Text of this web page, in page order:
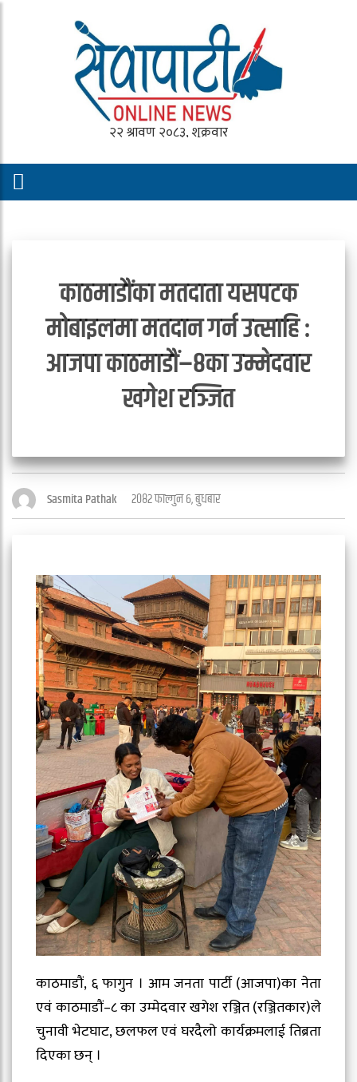
काठमाडौंका मतदाता यसपटक
मोबाइलमा मतदान गर्न उत्साहि :
आजपा काठमाडौं–८का उम्मेदवार
खगेश रञ्जित
Sasmita Pathak २०८२ फाल्गुन ६, बुधबार
काठमाडौं, ६ फागुन । आम जनता पार्टी (आजपा)का नेता
एवं काठमाडौं–८ का उम्मेदवार खगेश रञ्जित (रञ्जितकार)ले
चुनावी भेटघाट, छलफल एवं घरदैलो कार्यक्रमलाई तिब्रता
दिएका छन् ।